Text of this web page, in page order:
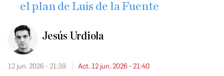
el plan de Luis de la Fuente
Jesús Urdiola
12 jun. 2026 - 21:39 Act. 12 jun. 2026 - 21:40